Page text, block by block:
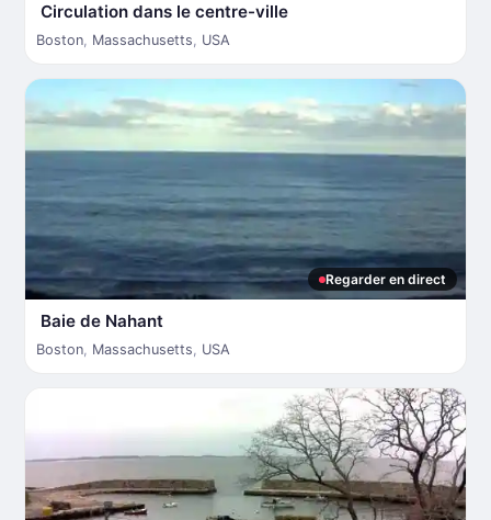
Circulation dans le centre-ville
Boston, Massachusetts, USA
Regarder en direct
Baie de Nahant
Boston, Massachusetts, USA